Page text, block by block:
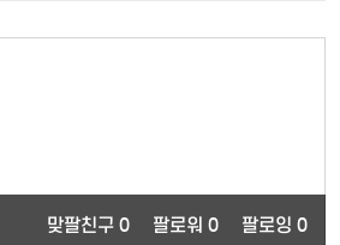
맞팔친구 0 팔로워 0 팔로잉 0